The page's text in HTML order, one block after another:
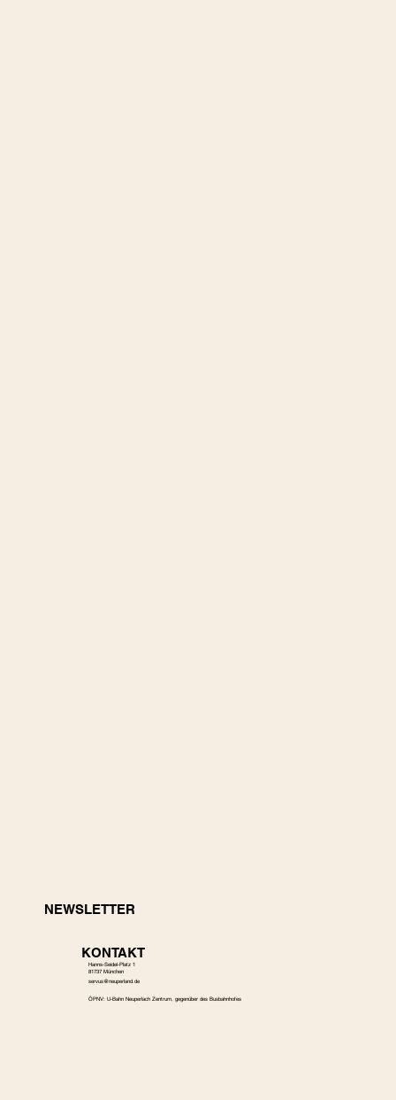
KONTAKT
Hanns-Seidel-Platz 1
81737 München
servus@neuperland.de
ÖPNV: U-Bahn Neuperlach Zentrum, gegenüber des Busbahnhofes
NEWSLETTER